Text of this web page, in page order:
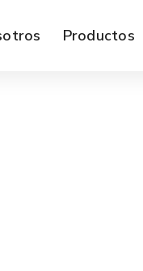
Productos